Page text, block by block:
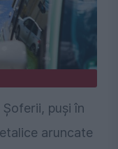
puși în
aruncate